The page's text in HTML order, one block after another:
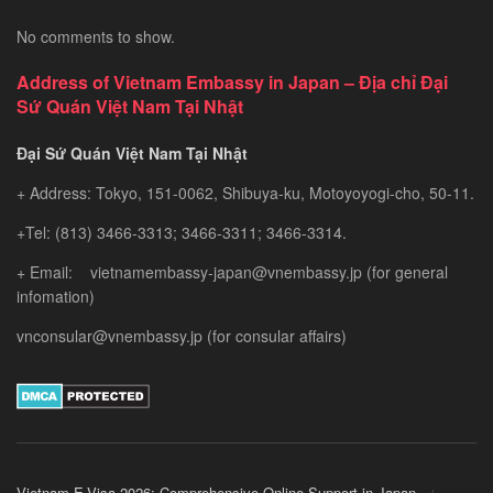
No comments to show.
Address of Vietnam Embassy in Japan – Địa chỉ Đại
Sứ Quán Việt Nam Tại Nhật
Đại Sứ Quán Việt Nam Tại Nhật
+ Address: Tokyo, 151-0062, Shibuya-ku, Motoyoyogi-cho, 50-11.
+Tel: (813) 3466-3313; 3466-3311; 3466-3314.
+ Email: vietnamembassy-japan@vnembassy.jp (for general
infomation)
vnconsular@vnembassy.jp (for consular affairs)